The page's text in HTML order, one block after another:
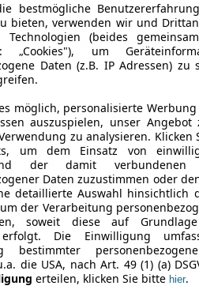
bestmögliche
bieten, verwenden wir und
Technologien (beides
„Cookies"), um
Daten (z.B. IP Adressen) zu
möglich, personalisierte
auszuspielen, unser Angebot
zu analysieren. Klicken
um dem Einsatz von
der damit verbundenen
Daten zuzustimmen oder
detaillierte Auswahl hinsichtlich
der Verarbeitung
soweit diese auf
erfolgt. Die Einwilligung
bestimmter
die USA, nach Art. 49 (1) (a)
erteilen, klicken Sie bitte hier.